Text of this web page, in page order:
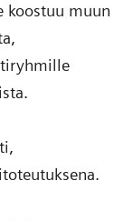
koostuu muun